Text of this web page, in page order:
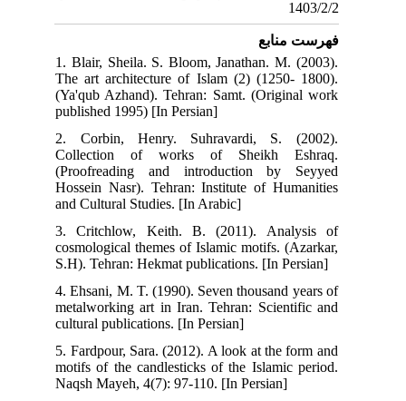
فهرست منابع
1. Blair, Sheila. S. Bloom, Janathan. M. (2003).
The art architecture of Islam (2) (1250- 1800).
(Ya'qub Azhand). Tehran: Samt. (Original work
published 1995) [In Persian]
2. Corbin, Henry. Suhravardi, S. (2002).
Collection of works of Sheikh Eshraq.
(Proofreading and introduction by Seyyed
Hossein Nasr). Tehran: Institute of Humanities
and Cultural Studies. [In Arabic]
3. Critchlow, Keith. B. (2011). Analysis of
cosmological themes of Islamic motifs. (Azarkar,
S.H). Tehran: Hekmat publications. [In Persian]
4. Ehsani, M. T. (1990). Seven thousand years of
metalworking art in Iran. Tehran: Scientific and
cultural publications. [In Persian]
5. Fardpour, Sara. (2012). A look at the form and
motifs of the candlesticks of the Islamic period.
Naqsh Mayeh, 4(7): 97-110. [In Persian]